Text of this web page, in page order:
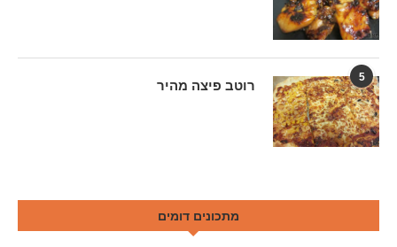
5
רוטב פיצה מהיר
מתכונים דומים